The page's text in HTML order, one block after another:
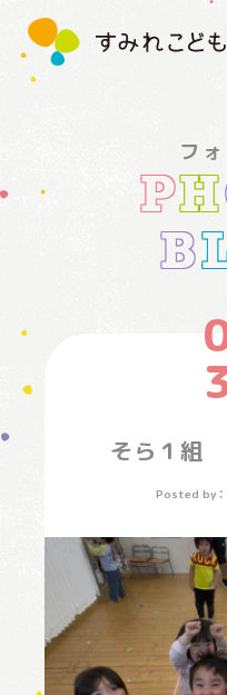
す
れ
園
フ
PH
B
そら１組
Posted by：